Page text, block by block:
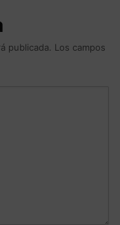
publicada.
Los campos